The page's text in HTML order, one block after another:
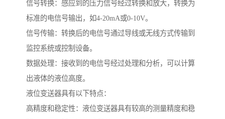
信号转换：感应到的压力信号经过转换和放大，转换为
标准的电信号输出，如4-20mA或0-10V。
信号传输：转换后的电信号通过导线或无线方式传输到
监控系统或控制设备。
数据处理：接收到的电信号经过处理和分析，可以计算
出液体的液位高度。
液位变送器具有以下特点：
高精度和稳定性：液位变送器具有较高的测量精度和稳